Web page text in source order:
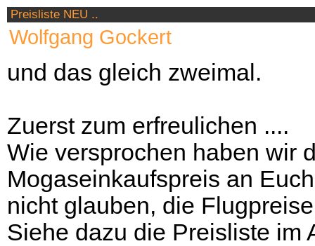
Preisliste NEU ..
Wolfgang Gockert
und das gleich zweimal.
Zuerst zum erfreulichen ....
Wie versprochen haben wir
Mogaseinkaufspreis an
nicht glauben, die
Siehe dazu die Preisliste im